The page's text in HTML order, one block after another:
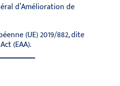
d’Amélioration de
(UE) 2019/882, dite
(EAA).